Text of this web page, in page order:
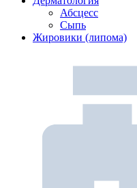
Абсцесс
Сыпь
Жировики (липома)